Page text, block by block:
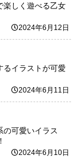
楽しく遊べる乙女
2024年6月12日
るイラストが可愛
2024年6月11日
の可愛いイラス
2024年6月10日